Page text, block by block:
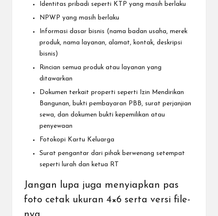
Identitas pribadi seperti KTP yang masih berlaku
NPWP yang masih berlaku
Informasi dasar bisnis (nama badan usaha, merek
produk, nama layanan, alamat, kontak, deskripsi
bisnis)
Rincian semua produk atau layanan yang
ditawarkan
Dokumen terkait properti seperti Izin Mendirikan
Bangunan, bukti pembayaran PBB, surat perjanjian
sewa, dan dokumen bukti kepemilikan atau
penyewaan
Fotokopi Kartu Keluarga
Surat pengantar dari pihak berwenang setempat
seperti lurah dan ketua RT
Jangan lupa juga menyiapkan pas
foto cetak ukuran 4×6 serta versi file-